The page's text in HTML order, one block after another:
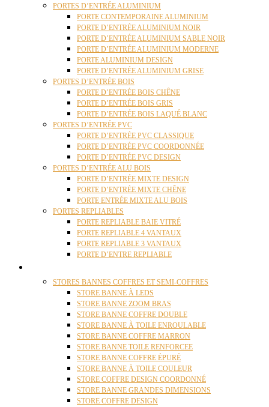
PORTES D’ENTRÉE ALUMINIUM
PORTE CONTEMPORAINE ALUMINIUM
PORTE D’ENTRÉE ALUMINIUM NOIR
PORTE D’ENTRÉE ALUMINIUM SABLE NOIR
PORTE D’ENTRÉE ALUMINIUM MODERNE
PORTE ALUMINIUM DESIGN
PORTE D’ENTRÉE ALUMINIUM GRISE
PORTES D’ENTRÉE BOIS
PORTE D’ENTRÉE BOIS CHÊNE
PORTE D’ENTRÉE BOIS GRIS
PORTE D’ENTRÉE BOIS LAQUÉ BLANC
PORTES D’ENTRÉE PVC
PORTE D’ENTRÉE PVC CLASSIQUE
PORTE D’ENTRÉE PVC COORDONNÉE
PORTE D’ENTRÉE PVC DESIGN
PORTES D’ENTRÉE ALU BOIS
PORTE D’ENTRÉE MIXTE DESIGN
PORTE D’ENTRÉE MIXTE CHÊNE
PORTE ENTRÉE MIXTE ALU BOIS
PORTES REPLIABLES
PORTE REPLIABLE BAIE VITRÉ
PORTE REPLIABLE 4 VANTAUX
PORTE REPLIABLE 3 VANTAUX
PORTE D’ENTRE REPLIABLE
STORES BANNES COFFRES ET SEMI-COFFRES
STORE BANNE À LEDS
STORE BANNE ZOOM BRAS
STORE BANNE COFFRE DOUBLE
STORE BANNE À TOILE ENROULABLE
STORE BANNE COFFRE MARRON
STORE BANNE TOILE RENFORCEE
STORE BANNE COFFRE ÉPURÉ
STORE BANNE À TOILE COULEUR
STORE COFFRE DESIGN COORDONNÉ
STORE BANNE GRANDES DIMENSIONS
STORE COFFRE DESIGN